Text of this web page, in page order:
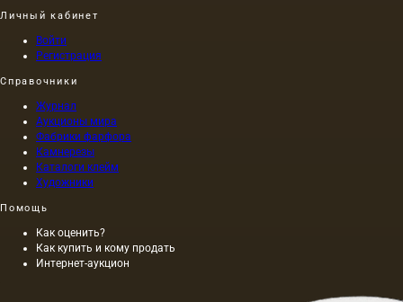
Личный кабинет
Войти
Регистрация
Справочники
Журнал
Аукционы мира
Фабрики фарфора
Камнерезы
Каталоги клейм
Художники
Помощь
Как оценить?
Как купить и кому продать
Интернет-аукцион